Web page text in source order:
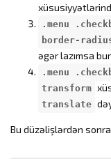
.menu
border-
əgər lazımsa
.menu
transform
translate
Bu düzəlişlərdən